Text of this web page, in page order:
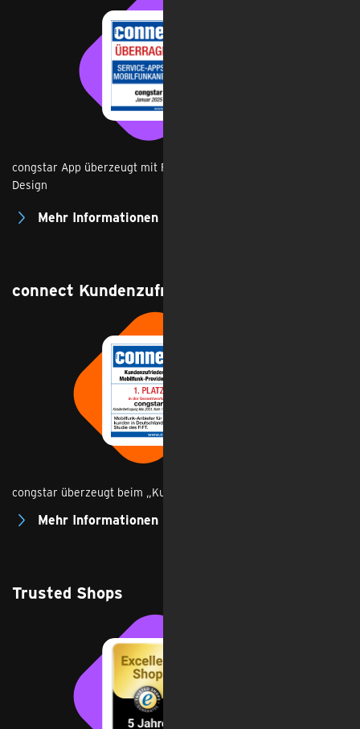
congstar App überzeugt mit Funktionalität, Sicherheit und
Design
Mehr Informationen
connect Kundenzufriedenheit
congstar überzeugt beim „Kundenbarometer“
Mehr Informationen
Trusted Shops